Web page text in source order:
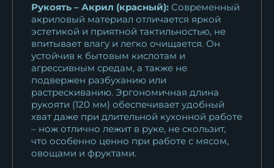
12 881₽
Кухонный нож Шеф № 7
сталь Х12МФ...
12 881₽
Кухонный нож Шеф № 7
сталь К340...
14 201₽
Рукоять – Акрил (красный): Современный
акриловый материал отличается яркой
эстетикой и приятной тактильностью, не
впитывает влагу и легко очищается. Он
устойчив к бытовым кислотам и
агрессивным средам, а также не
подвержен разбуханию или
растрескиванию. Эргономичная длина
рукояти (120 мм) обеспечивает удобный
хват даже при длительной кухонной работе
– нож отлично лежит в руке, не скользит,
что особенно ценно при работе с мясом,
овощами и фруктами.